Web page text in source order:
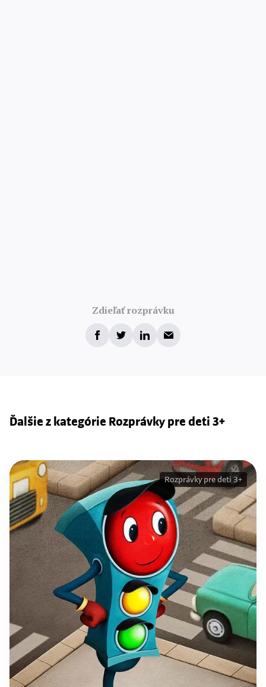
Zdieľať rozprávku
Ďalšie z kategórie Rozprávky pre deti 3+
Rozprávky pre deti 3+